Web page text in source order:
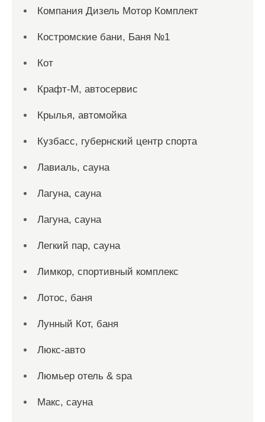
Компания Дизель Мотор Комплект
Костромские бани, Баня №1
Кот
Крафт-М, автосервис
Крылья, автомойка
Кузбасс, губернский центр спорта
Лавиаль, сауна
Лагуна, сауна
Лагуна, сауна
Легкий пар, сауна
Лимкор, спортивный комплекс
Лотос, баня
Лунный Кот, баня
Люкс-авто
Люмьер отель & spa
Макс, сауна